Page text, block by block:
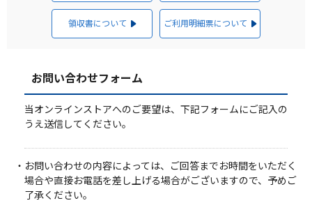
領収書について ご利用明細票について
お問い合わせフォーム
当オンラインストアへのご要望は、下記フォームにご記入の
うえ送信してください。
・お問い合わせの内容によっては、ご回答までお時間をいただく
場合や直接お電話を差し上げる場合がございますので、予めご
了承ください。